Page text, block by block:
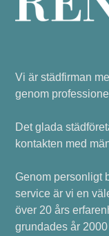
Vi är städfirman
genom
Det glada
kontakten med
Genom personligt
service är vi en
över 20 års
grundades år